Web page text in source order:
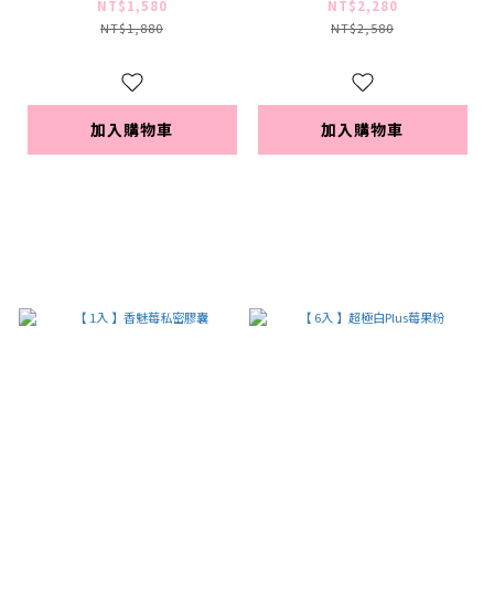
NT$1,580
NT$1,880
加入購物車
NT$2,280
NT$2,580
加入購物車